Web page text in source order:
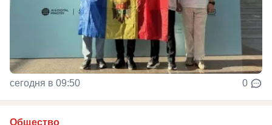
сегодня в 09:50 0
Общество